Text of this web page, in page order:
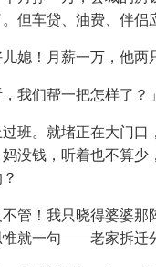
但车贷、油费、伴
！月薪一万，他两
们帮一把怎样了？
。就堵正在大门口
没钱，听着也不算少
！我只晓得婆婆那
就一句——老家拆迁